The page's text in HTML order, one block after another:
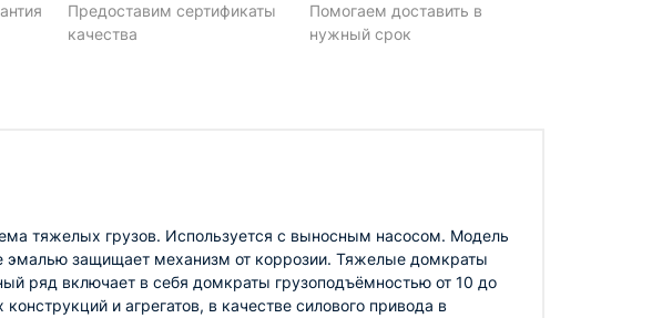
Предоставим сертификаты
качества
Помогаем доставить в
нужный срок
тяжелых грузов. Используется с выносным насосом. Модель
эмалью защищает механизм от коррозии. Тяжелые домкраты
ряд включает в себя домкраты грузоподъёмностью от 10 до
и агрегатов, в качестве силового привода в